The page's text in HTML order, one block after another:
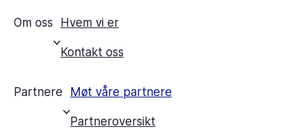
Om oss Hvem vi er
Kontakt oss
Partnere Møt våre partnere
Partneroversikt